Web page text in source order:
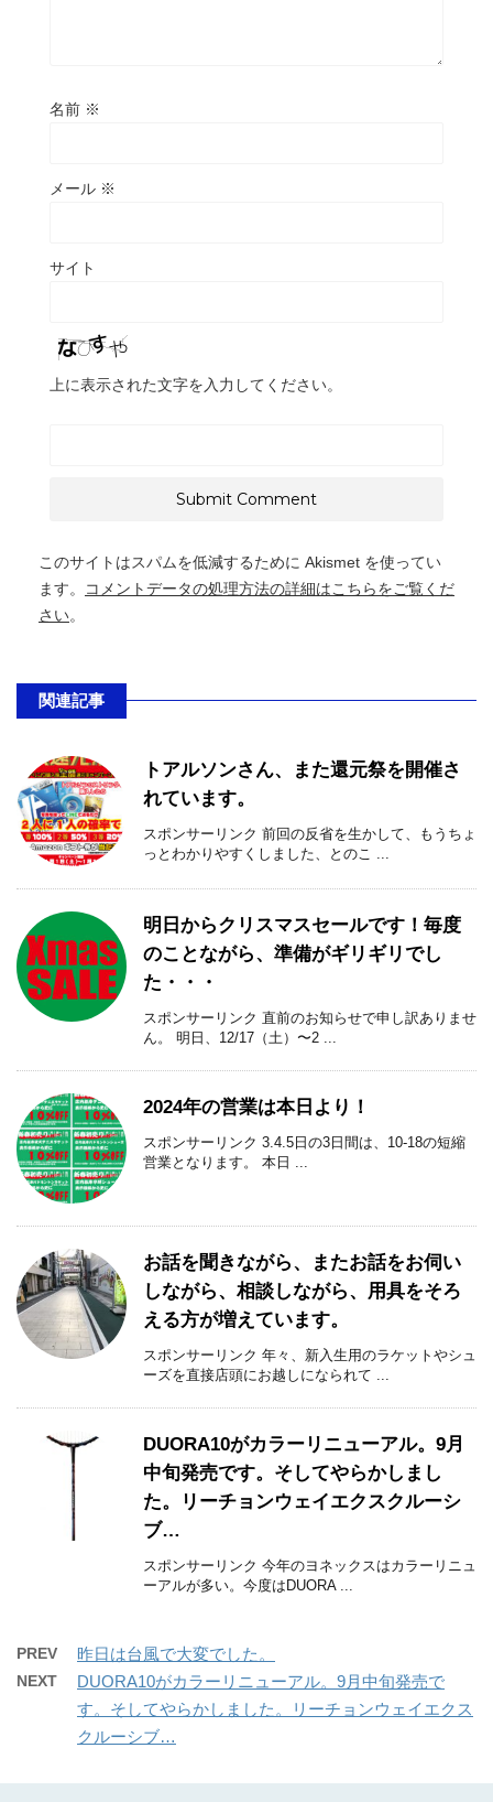
名前 ※
メール ※
サイト
上に表示された文字を入力してください。
このサイトはスパムを低減するために Akismet を使ってい
ます。
コメントデータの処理方法の詳細はこちらをご覧くだ
さい。
関連記事
トアルソンさん、また還元祭を開催さ
れています。
スポンサーリンク 前回の反省を生かして、もうちょ
っとわかりやすくしました、とのこ ...
明日からクリスマスセールです！毎度
のことながら、準備がギリギリでし
た・・・
スポンサーリンク 直前のお知らせで申し訳ありませ
ん。 明日、12/17（土）〜2 ...
2024年の営業は本日より！
スポンサーリンク 3.4.5日の3日間は、10-18の短縮
営業となります。 本日 ...
お話を聞きながら、またお話をお伺い
しながら、相談しながら、用具をそろ
える方が増えています。
スポンサーリンク 年々、新入生用のラケットやシュ
ーズを直接店頭にお越しになられて ...
DUORA10がカラーリニューアル。9月
中旬発売です。そしてやらかしまし
た。リーチョンウェイエクスクルーシ
ブ…
スポンサーリンク 今年のヨネックスはカラーリニュ
ーアルが多い。今度はDUORA ...
PREV 昨日は台風で大変でした。
NEXT
DUORA10がカラーリニューアル。9月中旬発売で
す。そしてやらかしました。リーチョンウェイエクス
クルーシブ…